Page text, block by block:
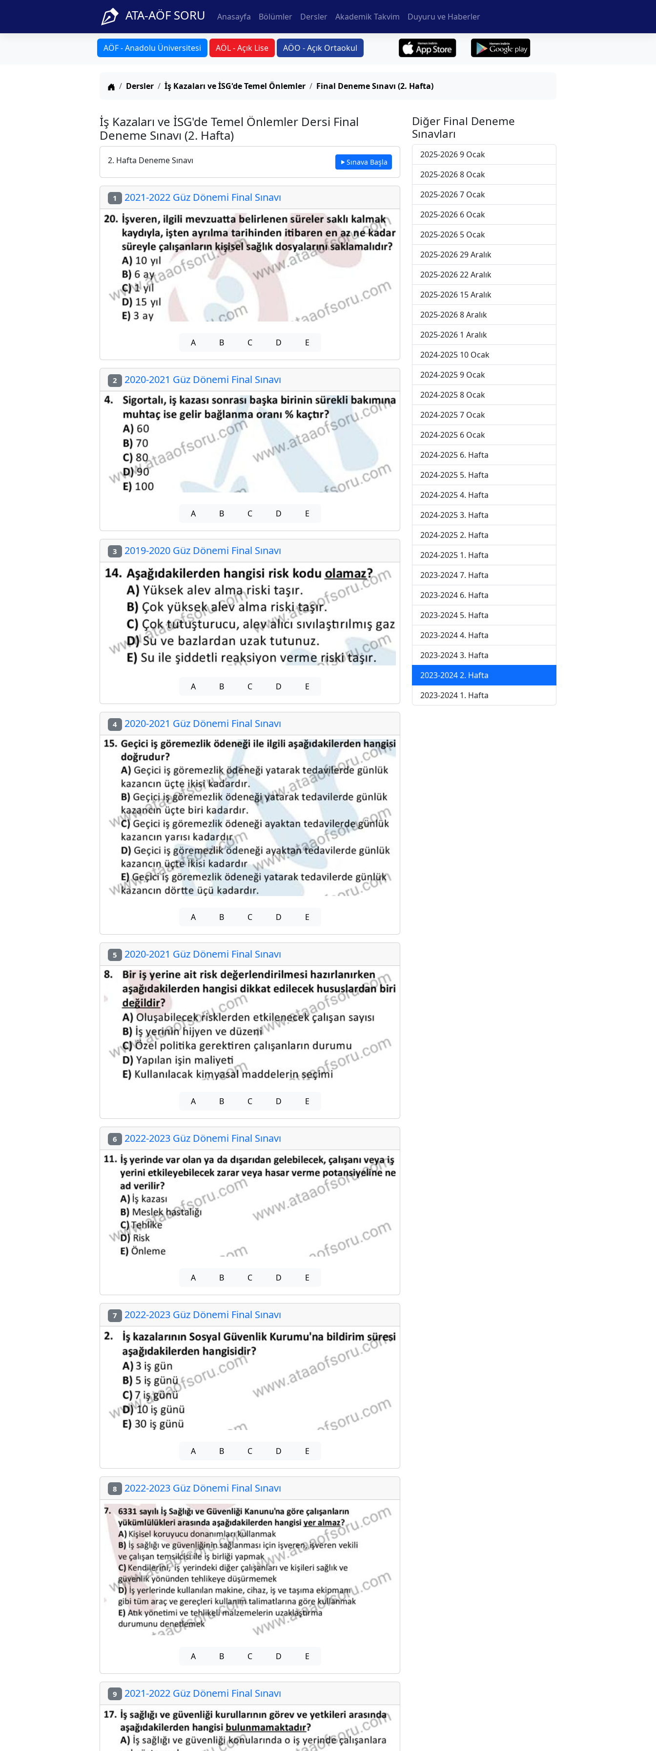
ATA-AÖF SORU Anasayfa Bölümler Dersler Akademik Takvim Duyuru ve Haberler
AÖF - Anadolu Üniversitesi AÖL - Açık Lise AÖO - Açık Ortaokul
Anasayfa
Dersler İş Kazaları ve İSG'de Temel Önlemler Final Deneme Sınavı (2. Hafta)
İş Kazaları ve İSG'de Temel Önlemler Dersi Final
Deneme Sınavı (2. Hafta)
2. Hafta Deneme Sınavı Sınava Başla
1 2021-2022 Güz Dönemi Final Sınavı
A B C D E
2 2020-2021 Güz Dönemi Final Sınavı
A B C D E
3 2019-2020 Güz Dönemi Final Sınavı
A B C D E
4 2020-2021 Güz Dönemi Final Sınavı
A B C D E
5 2020-2021 Güz Dönemi Final Sınavı
A B C D E
6 2022-2023 Güz Dönemi Final Sınavı
A B C D E
7 2022-2023 Güz Dönemi Final Sınavı
A B C D E
8 2022-2023 Güz Dönemi Final Sınavı
A B C D E
9 2021-2022 Güz Dönemi Final Sınavı
Diğer Final Deneme
Sınavları
2025-2026 9 Ocak
2025-2026 8 Ocak
2025-2026 7 Ocak
2025-2026 6 Ocak
2025-2026 5 Ocak
2025-2026 29 Aralık
2025-2026 22 Aralık
2025-2026 15 Aralık
2025-2026 8 Aralık
2025-2026 1 Aralık
2024-2025 10 Ocak
2024-2025 9 Ocak
2024-2025 8 Ocak
2024-2025 7 Ocak
2024-2025 6 Ocak
2024-2025 6. Hafta
2024-2025 5. Hafta
2024-2025 4. Hafta
2024-2025 3. Hafta
2024-2025 2. Hafta
2024-2025 1. Hafta
2023-2024 7. Hafta
2023-2024 6. Hafta
2023-2024 5. Hafta
2023-2024 4. Hafta
2023-2024 3. Hafta
2023-2024 2. Hafta
2023-2024 1. Hafta